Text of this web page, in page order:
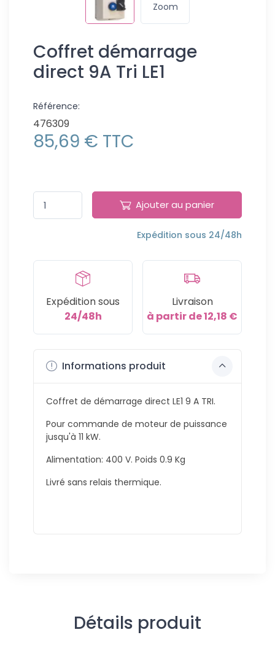
Zoom
Coffret démarrage
direct 9A Tri LE1
Référence:
476309
85,69 € TTC
Ajouter au panier
Expédition sous 24/48h
Expédition sous
24/48h
Livraison
à partir de 12,18 €
Informations produit
Coffret de démarrage direct LE1 9 A TRI.
Pour commande de moteur de puissance
jusqu'à 11 kW.
Alimentation: 400 V. Poids 0.9 Kg
Livré sans relais thermique.
Détails produit